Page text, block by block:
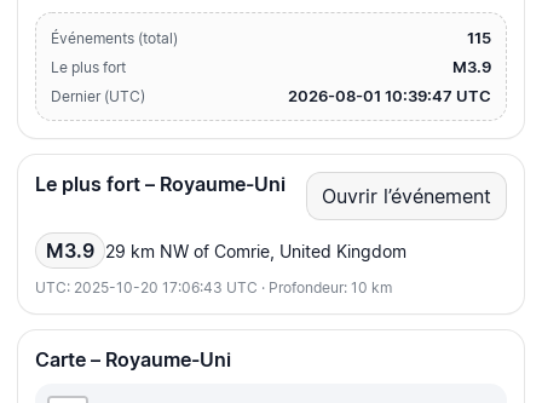
Événements (total) 115
Le plus fort M3.9
Dernier (UTC) 2026-08-01 10:39:47 UTC
Le plus fort – Royaume-Uni Ouvrir l’événement
M3.9 29 km NW of Comrie, United Kingdom
UTC: 2025-10-20 17:06:43 UTC · Profondeur: 10 km
Carte – Royaume-Uni